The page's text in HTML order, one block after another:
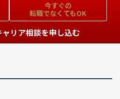
今すぐの
転職でなくてもOK
リア相談を申し込む